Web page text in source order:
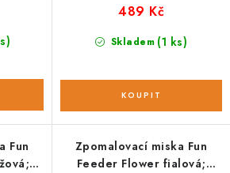
Skladem (1 ks)
489 Kč
Fun
Zpomalovací miska Fun
Feeder Flower fialová;